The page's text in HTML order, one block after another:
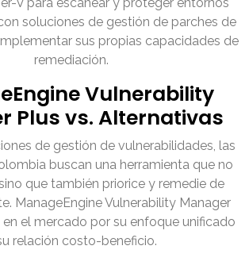
soluciones de gestión de parches de
sus propias capacidades de
remediación.
Vulnerability
Plus vs. Alternativas
de gestión de vulnerabilidades, las
buscan una herramienta que no
que también priorice y remedie de
ManageEngine Vulnerability Manager
en el mercado por su enfoque unificado
relación costo-beneficio.